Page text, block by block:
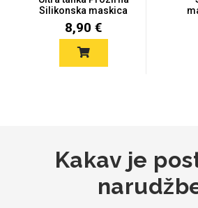
Silikonska maskica
za Sam...
8,90 €
Kakav je
Svijet životinja Auto -
motivi